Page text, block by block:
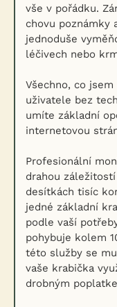
vše v pořádku.
chovu poznámky
jednoduše
léčivech nebo
Všechno, co
uživatele bez
umíte základní
internetovou
Profesionální
drahou
desítkách tisíc
jedné základní
podle vaší
pohybuje kolem
této služby se
vaše krabička
drobným